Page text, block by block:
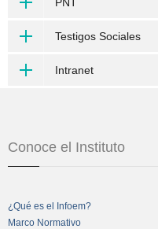
Testigos Sociales
Intranet
Conoce el Instituto
¿Qué es el Infoem?
Marco Normativo